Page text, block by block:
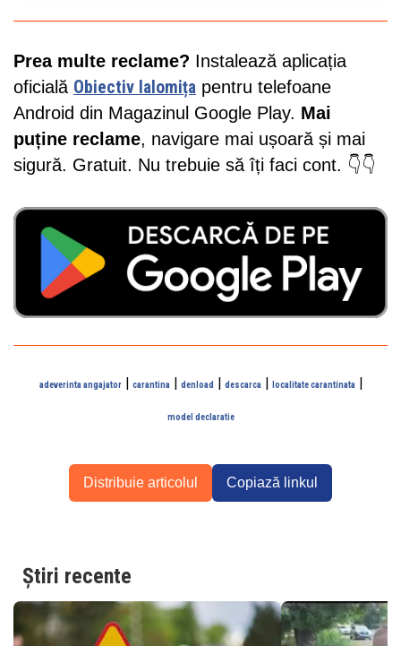
Prea multe reclame? Instalează aplicația
oficială Obiectiv Ialomița pentru telefoane
Android din Magazinul Google Play. Mai
puține reclame, navigare mai ușoară și mai
sigură. Gratuit. Nu trebuie să îți faci cont. 👇👇
adeverinta angajator| carantina| denload | descarca| localitate carantinata|
model declaratie
Distribuie articolul Copiază linkul
Știri recente